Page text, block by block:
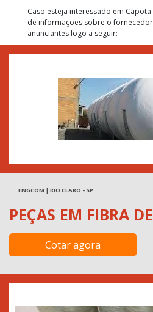
Caso esteja interessado em
de informações sobre o
anunciantes logo a seguir:
ENGCOM | RIO CLARO - SP
PEÇAS EM FIBRA
Cotar agora